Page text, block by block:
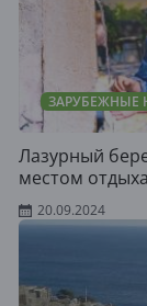
ЗАРУБЕЖНЫЕ
Лазурный
местом
20.09.2024